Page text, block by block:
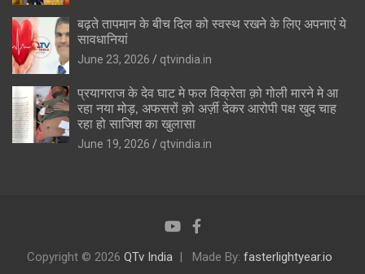
बढ़ते तापमान के बीच दिल को स्वस्थ रखने के लिए अपनाएं ये
सावधानियां
June 23, 2026
qtvindia.in
प्रयागराज के देव घाट मे फल विक्रेता क़ो गोली मारने मे आ
रहा नया मोड़, अफसरों क़ो अर्ज़ी देकर आरोपी पक्ष खुद चाह
रहा हो साजिश का खुलासा
June 19, 2026
qtvindia.in
Copyright © 2026 QTv India Made By: fasterlightyear.io